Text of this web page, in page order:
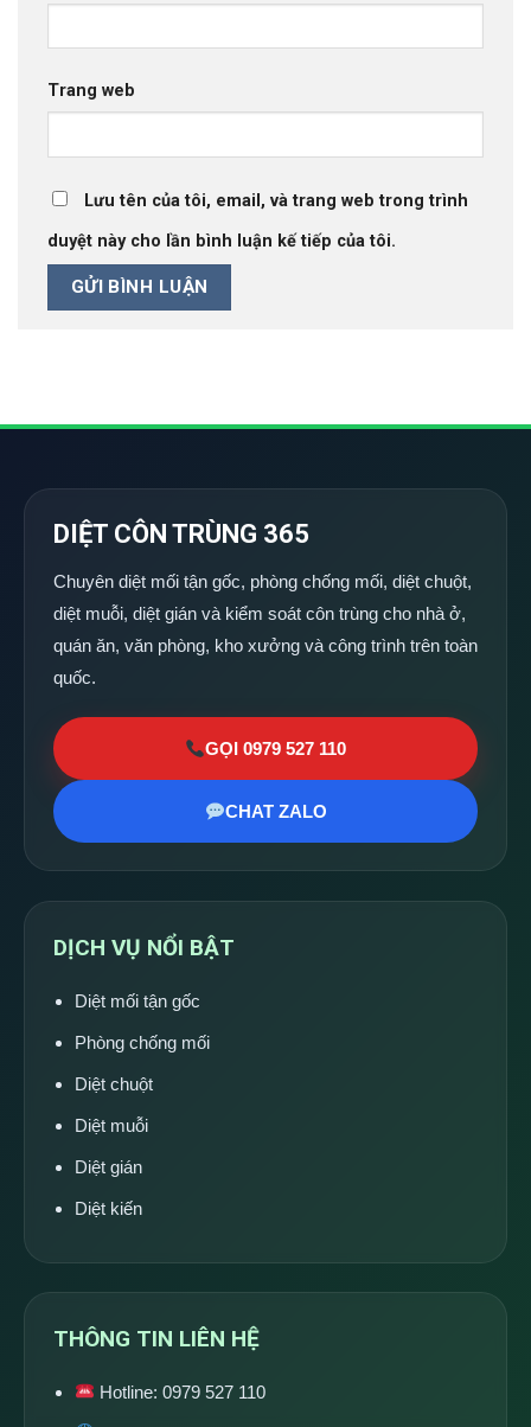
Trang web
Lưu tên của tôi, email, và trang web trong trình
duyệt này cho lần bình luận kế tiếp của tôi.
DIỆT CÔN TRÙNG 365
Chuyên diệt mối tận gốc, phòng chống mối, diệt chuột,
diệt muỗi, diệt gián và kiểm soát côn trùng cho nhà ở,
quán ăn, văn phòng, kho xưởng và công trình trên toàn
quốc.
GỌI 0979 527 110
CHAT ZALO
DỊCH VỤ NỔI BẬT
Diệt mối tận gốc
Phòng chống mối
Diệt chuột
Diệt muỗi
Diệt gián
Diệt kiến
THÔNG TIN LIÊN HỆ
Hotline:0979 527 110